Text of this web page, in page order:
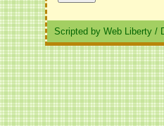
Scripted by Web Liberty /